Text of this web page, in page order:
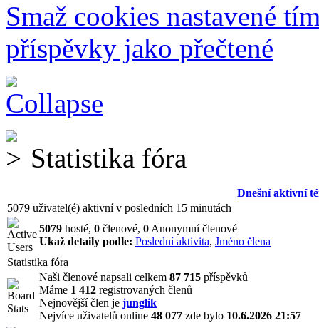
Smaž cookies nastavené
příspěvky jako přečtené
Statistika fóra
Dnešní aktivní
5079 uživatel(é) aktivní v posledních 15 minutách
5079 hosté, 0 členové, 0 Anonymní členové
Ukaž detaily podle: Poslední aktivita, Jméno člena
Statistika fóra
Naši členové napsali celkem 87 715 příspěvků
Máme 1 412 registrovaných členů
Nejnovější člen je junglik
Nejvíce uživatelů online 48 077 zde bylo 10.6.2026 21:57